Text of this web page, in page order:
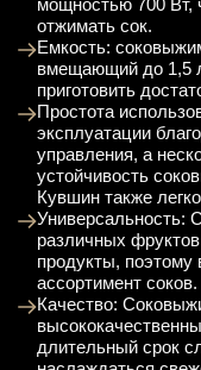
отжимать сок.
Емкость:
вмещающий до 1,5
приготовить
Простота
эксплуатации
управления, а
устойчивость
Кувшин также
Универсальность:
различных
продукты, поэтому
ассортимент соков.
Качество:
длительный срок